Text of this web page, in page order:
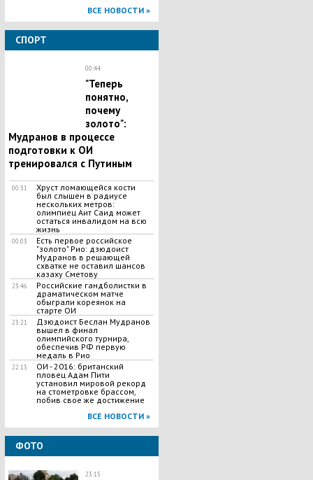
ВСЕ НОВОСТИ »
СПОРТ
00:44
"Теперь
понятно,
почему
золото":
Мудранов в процессе
подготовки к ОИ
тренировался с Путиным
00:31
Хруст ломающейся кости
был слышен в радиусе
нескольких метров:
олимпиец Аит Саид может
остаться инвалидом на всю
жизнь
00:03
Есть первое российское
"золото" Рио: дзюдоист
Мудранов в решающей
схватке не оставил шансов
казаху Сметову
23:46
Российские гандболистки в
драматическом матче
обыграли кореянок на
старте ОИ
23:21
Дзюдоист Беслан Мудранов
вышел в финал
олимпийского турнира,
обеспечив РФ первую
медаль в Рио
22:13
ОИ - 2016: британский
пловец Адам Пити
установил мировой рекорд
на стометровке брассом,
побив свое же достижение
ВСЕ НОВОСТИ »
ФОТО
23:15